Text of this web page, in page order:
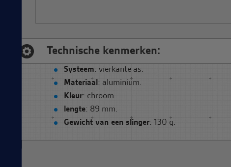
Technische kenmerken:
Systeem: vierkante as.
Materiaal: aluminium.
Kleur: chroom.
lengte: 89 mm.
Gewicht van een slinger: 130 g.